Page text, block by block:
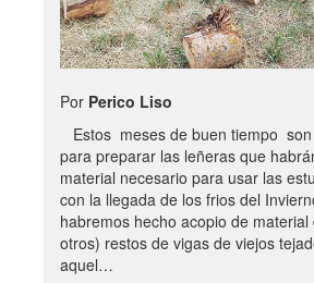
Por Perico Liso
Estos meses de buen tiempo
para preparar las leñeras que
material necesario para usar las
con la llegada de los frios del
habremos hecho acopio de
otros) restos de vigas de viejos
aquel…